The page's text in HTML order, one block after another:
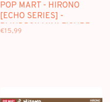
POP MART - HIRONO
[ECHO SERIES] -
BLINDBOX MINI FIGURE
€15,99